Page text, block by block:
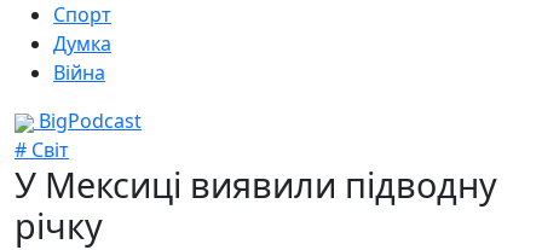
Спорт
Думка
Війна
BigPodcast
# Світ
У Мексиці виявили підводну
річку